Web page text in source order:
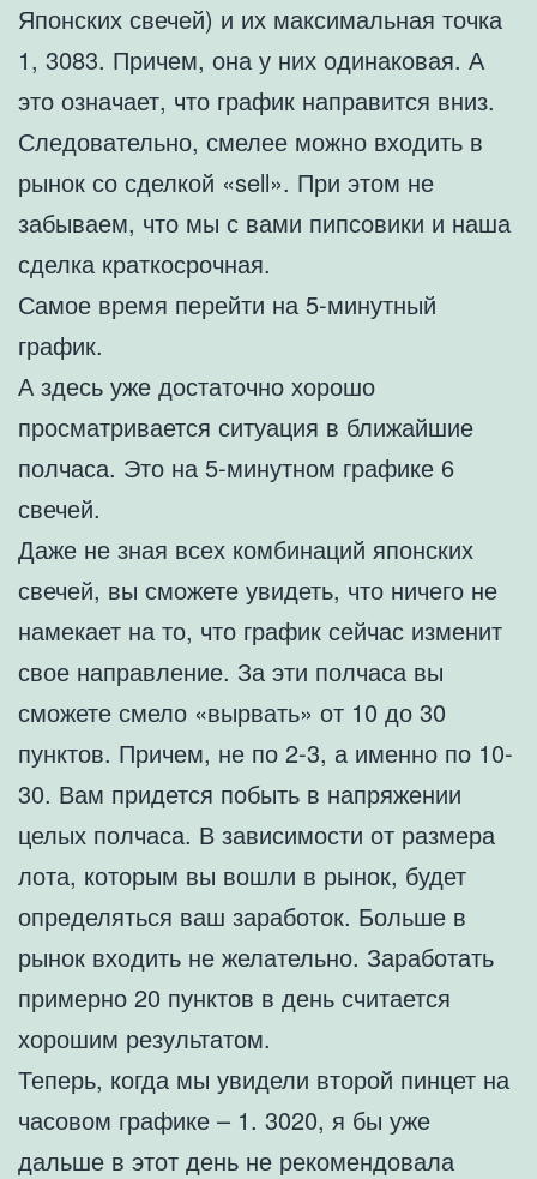
Японских свечей) и их максимальная точка
1, 3083. Причем, она у них одинаковая. А
это означает, что график направится вниз.
Следовательно, смелее можно входить в
рынок со сделкой «sell». При этом не
забываем, что мы с вами пипсовики и наша
сделка краткосрочная.
Самое время перейти на 5-минутный
график.
А здесь уже достаточно хорошо
просматривается ситуация в ближайшие
полчаса. Это на 5-минутном графике 6
свечей.
Даже не зная всех комбинаций японских
свечей, вы сможете увидеть, что ничего не
намекает на то, что график сейчас изменит
свое направление. За эти полчаса вы
сможете смело «вырвать» от 10 до 30
пунктов. Причем, не по 2-3, а именно по 10-
30. Вам придется побыть в напряжении
целых полчаса. В зависимости от размера
лота, которым вы вошли в рынок, будет
определяться ваш заработок. Больше в
рынок входить не желательно. Заработать
примерно 20 пунктов в день считается
хорошим результатом.
Теперь, когда мы увидели второй пинцет на
часовом графике – 1. 3020, я бы уже
дальше в этот день не рекомендовала